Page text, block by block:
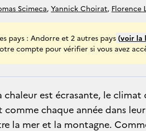
Scimeca, Yannick Choirat, Florence
pays : Andorre et 2 autres pays (voir la
compte pour vérifier si vous avez
chaleur est écrasante, le climat
comme chaque année dans
la mer et la montagne.